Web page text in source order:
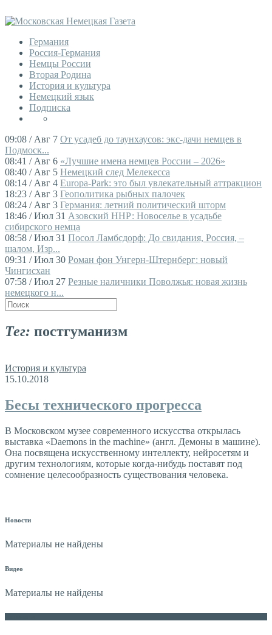
Германия
Россия-Германия
Немцы России
Вторая Родина
История и культура
Немецкий язык
Подписка
09:08 / Авг 7 От усадеб до таунхаусов: экс-дачи немцев в
Подмоск...
08:41 / Авг 6 «Лучшие имена немцев России – 2026»
08:40 / Авг 5 Немецкий след Мелекесса
08:14 / Авг 4 Europa-Park: это был увлекательный аттракцион
18:23 / Авг 3 Геополитика рыбных палочек
08:24 / Авг 3 Германия: летний политический шторм
18:46 / Июл 31 Азовский ННР: Новоселье в усадьбе
сибирского немца
08:58 / Июл 31 Посол Ламбсдорф: До свидания, Россия, –
шалом, Изр...
09:31 / Июл 30 Роман фон Унгерн-Штернберг: новый
Чингисхан
07:58 / Июл 27 Резные наличники Поволжья: новая жизнь
немецкого н...
Тег: постгуманизм
История и культура
15.10.2018
Бесы технического прогресса
В Московском музее современного искусства открылась
выставка «Daemons in the machine» (англ. Демоны в машине).
Она посвящена искусственному интеллекту, нейросетям и
другим технологиям, которые когда-нибудь поставят под
сомнение целесообразность существования человека.
Новости
Материалы не найдены
Видео
Материалы не найдены